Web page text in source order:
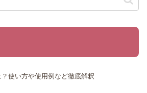
？使い方や使用例など徹底解釈